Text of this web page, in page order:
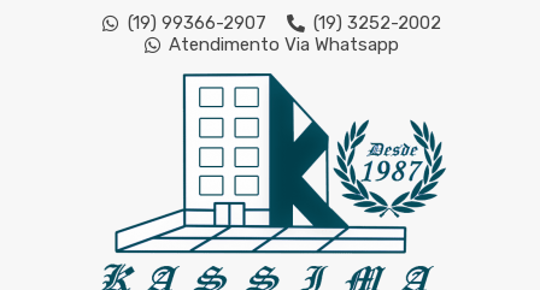
(19) 99366-2907
(19) 3252-2002
Atendimento Via Whatsapp